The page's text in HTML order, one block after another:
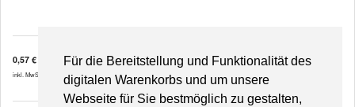
Für die Bereitstellung und Funktionalität des
digitalen Warenkorbs und um unsere
Webseite für Sie bestmöglich zu gestalten,
0,57 €
inkl. MwSt. zzgl. Versandkosten